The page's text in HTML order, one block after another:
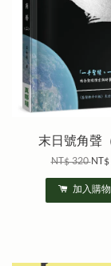
末日號角聲
NT$ 320NT$
加入購